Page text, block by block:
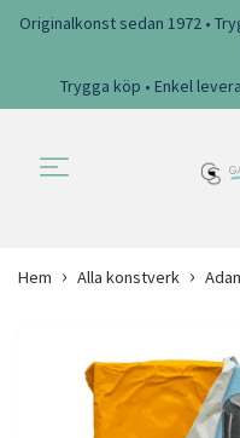
Originalkonst sedan 1972 •
Trygga köp • Enkel
Hem Alla konstverk